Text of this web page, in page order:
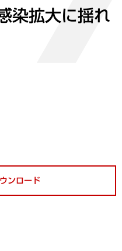
染拡大に揺れ
ンロード